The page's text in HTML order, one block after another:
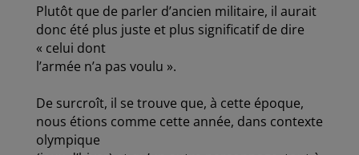
Plutôt que de parler d’ancien militaire, il aurait
donc été plus juste et plus significatif de dire
« celui dont
l’armée n’a pas voulu ».
De surcroît, il se trouve que, à cette époque,
nous étions comme cette année, dans contexte
olympique